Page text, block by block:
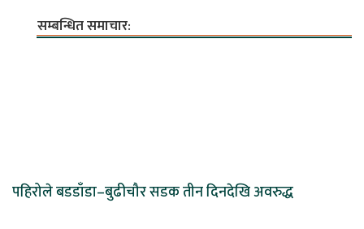
सम्बन्धित समाचार:
पहिरोले बडडाँडा–बुढीचौर सडक तीन दिनदेखि अवरुद्ध